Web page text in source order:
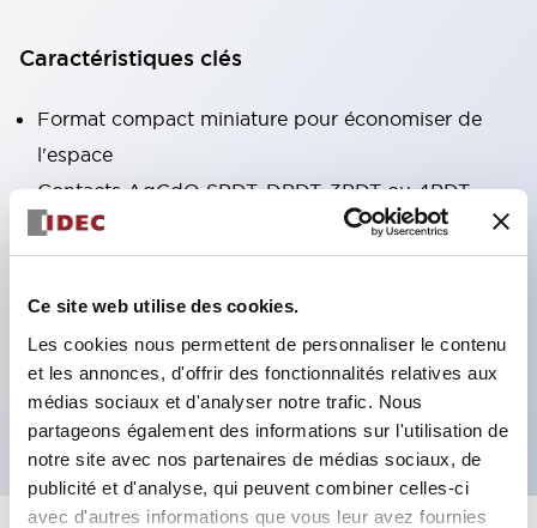
Ce site web utilise des cookies.
Les cookies nous permettent de personnaliser le contenu
et les annonces, d'offrir des fonctionnalités relatives aux
médias sociaux et d'analyser notre trafic. Nous
partageons également des informations sur l'utilisation de
notre site avec nos partenaires de médias sociaux, de
publicité et d'analyse, qui peuvent combiner celles-ci
avec d'autres informations que vous leur avez fournies
Caractéristiques clés
Format compact miniature pour économiser de
l'espace
Contacts AgCdO SPDT, DPDT, 3PDT ou 4PDT
Haute capacité de commutation (10A)
Choix de bornes enfichables ou de type PCB
Options comprenant un voyant lumineux et un
bouton de vérification
Options de montage incluant montage supérieur,
socle DIN ou socle de montage sur panneau